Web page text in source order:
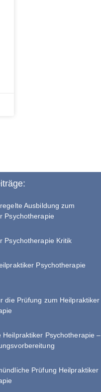
Ausbildung zum
Psychotherapie
Psychotherapie Kritik
Psychotherapie
die Prüfung zum Heilpraktiker
Heilpraktiker Psychotherapie –
Prüfung Heilpraktiker